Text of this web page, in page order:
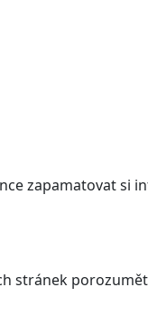
zapamatovat si
stránek